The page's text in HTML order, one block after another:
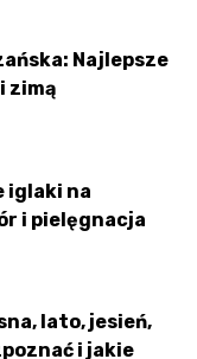
Najlepsze
zimą
iglaki na
i pielęgnacja
lato, jesień,
i jakie